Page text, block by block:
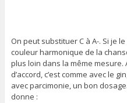
On peut substituer C à A-. Si je
couleur harmonique de la
plus loin dans la même
d’accord, c’est comme avec le
avec parcimonie, un bon
donne :